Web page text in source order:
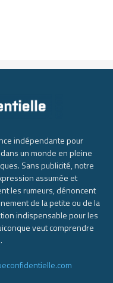
indépendante pour
un monde en pleine
Sans publicité, notre
assumée et
les rumeurs, dénoncent
de la petite ou de la
indispensable pour les
veut comprendre